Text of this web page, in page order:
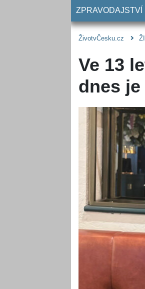
ZPRAVODAJSTVÍ
ŽivotvČesku.cz
Ve 13
dnes